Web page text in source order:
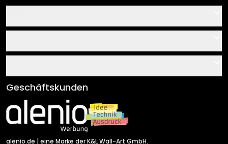
Über uns
Klebe- und Montageanleitungen
Newsletter An-/Abmeldung
Sendungsverfolgung
AGB
Impressum
Versand & Zahlung
Rücksendung
Geschäftskunden
alenio.de | eine Marke der K&L Wall-Art GmbH.